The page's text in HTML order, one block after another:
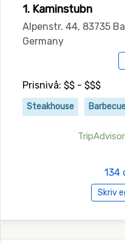
1. Kaminstubn
Alpenstr. 44, 83735
Germany
Prisnivå: $$ - $$$
Steakhouse
134
Skriv